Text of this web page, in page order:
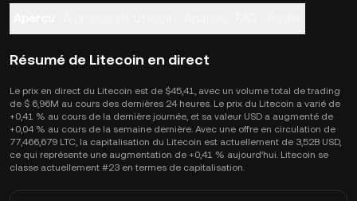
Résumé de Litecoin en direct
Le prix en direct du Litecoin est de $45,41, avec un volume total de trading
de $ 6,96M au cours des dernières 24 heures. Le prix du Litecoin a varié de
+0,41 % au cours de la dernière journée, et sa valeur USD a augmenté de
+0,04 % au cours de la semaine dernière. Avec une offre en circulation de
77,466,679 LTC, la capitalisation du Litecoin est actuellement de 3,52B USD,
ce qui représente une augmentation de +0,41 % aujourd’hui. Litecoin se
classe actuellement #23 en termes de capitalisation.